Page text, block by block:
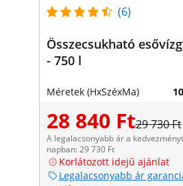
(6)
Összecsukható
- 750 l
Méretek (HxSzéxMa)
28 840 Ft29 730 Ft
A legalacsonyabb ár a
napban: 29 730 Ft
Korlátozott idejű ajánlat
Legalacsonyabb ár